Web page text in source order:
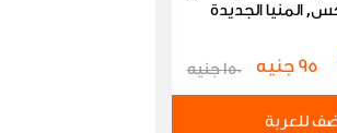
المنيا الجديدة
95 جنيه 150 جنيه
للعربة